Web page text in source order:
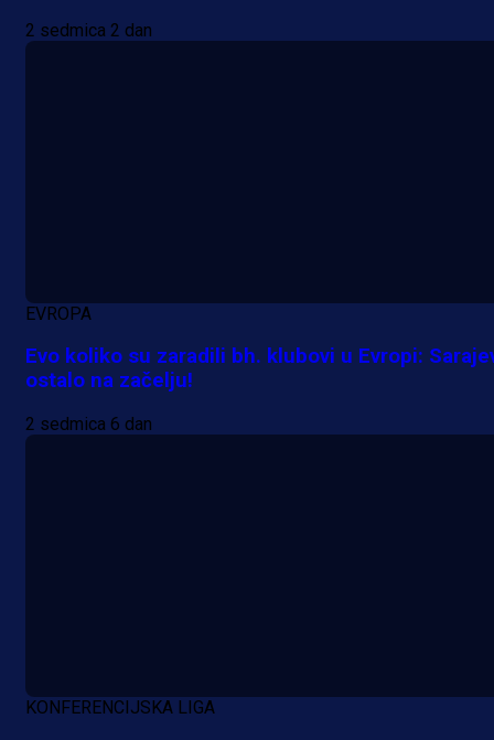
1 dan 4 h
2 sedmica 2 dan
EVROPA
Evo koliko su zaradili bh. klubovi u Evropi:
ostalo na začelju!
2 sedmica 6 dan
KONFERENCIJSKA LIGA